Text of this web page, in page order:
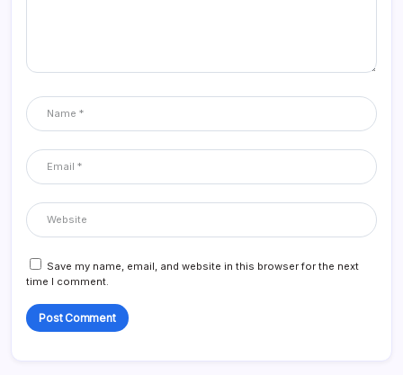
Save my name, email, and website in this browser for the next
time I comment.